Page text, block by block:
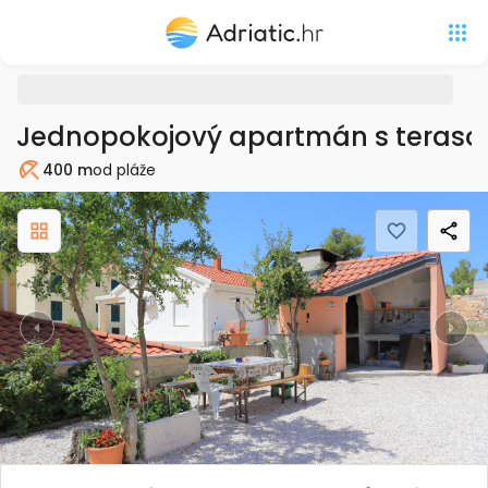
Jednopokojový apartmán s
Pláž 400 mod pláže
Previous Next